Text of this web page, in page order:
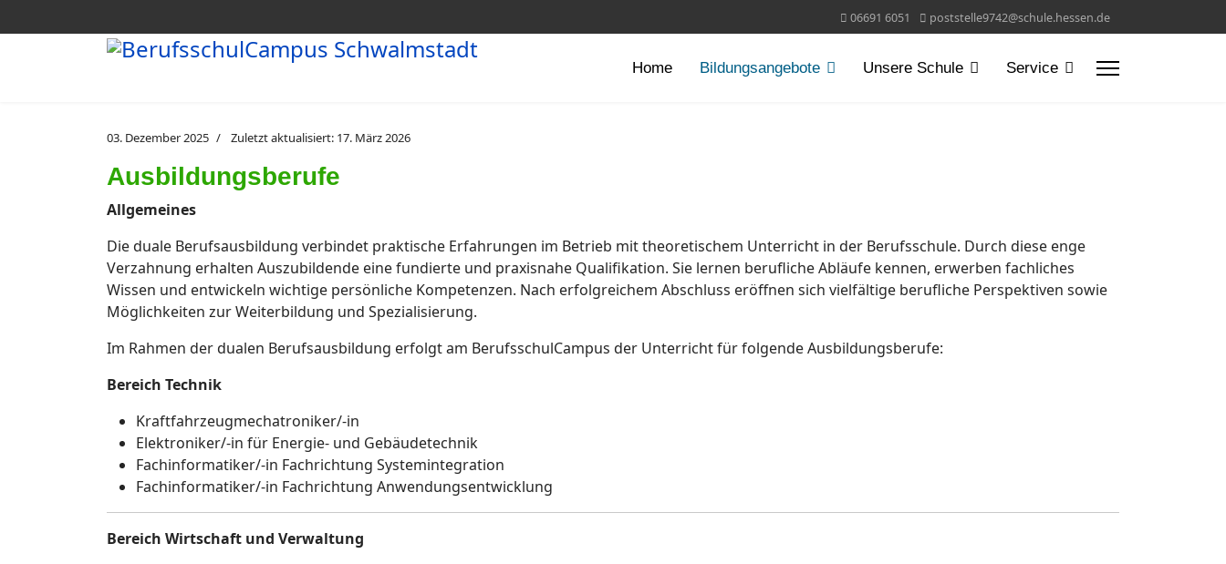
06691 6051 poststelle9742@schule.hessen.de
Home Bildungsangebote Unsere Schule Service
03. Dezember 2025 Zuletzt aktualisiert: 17. März 2026
Ausbildungsberufe
Allgemeines
Die duale Berufsausbildung verbindet praktische Erfahrungen im Betrieb mit theoretischem Unterricht in der Berufsschule. Durch diese enge
Verzahnung erhalten Auszubildende eine fundierte und praxisnahe Qualifikation. Sie lernen berufliche Abläufe kennen, erwerben fachliches
Wissen und entwickeln wichtige persönliche Kompetenzen. Nach erfolgreichem Abschluss eröffnen sich vielfältige berufliche Perspektiven sowie
Möglichkeiten zur Weiterbildung und Spezialisierung.
Im Rahmen der dualen Berufsausbildung erfolgt am BerufsschulCampus der Unterricht für folgende Ausbildungsberufe:
Bereich Technik
Kraftfahrzeugmechatroniker/-in
Elektroniker/-in für Energie- und Gebäudetechnik
Fachinformatiker/-in Fachrichtung Systemintegration
Fachinformatiker/-in Fachrichtung Anwendungsentwicklung
Bereich Wirtschaft und Verwaltung